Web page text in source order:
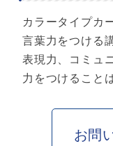
カラータイプカ
言葉力をつける
表現力、コミュ
力をつけること
お問